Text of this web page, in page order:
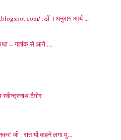
:डॉ ।अनुराग आर्य ...
-- गतांक से आगे ....
टैगोर
-
जी : रात यों कहने लगा मु...